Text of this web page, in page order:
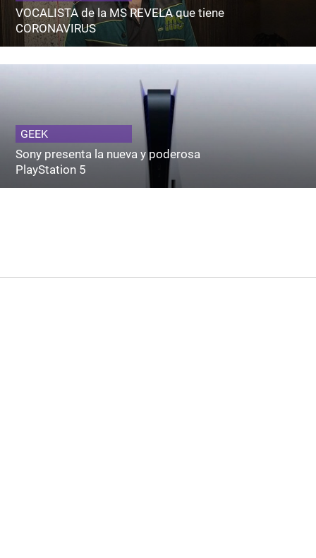
VOCALISTA de la MS REVELA que tiene
CORONAVIRUS
GEEK
Sony presenta la nueva y poderosa
PlayStation 5